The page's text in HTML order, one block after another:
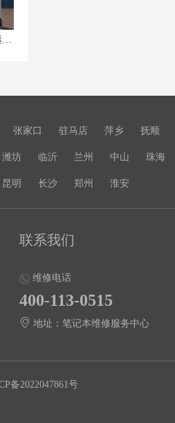
为什么联想拯救者R9000P发热严重？拯救者R9000P散热效果好吗？遇到发热自动重启问题该如何解决？
张家口 驻马店 萍乡 抚顺
潍坊 临沂 兰州 中山 珠海
昆明 长沙 郑州 淮安
联系我们
维修电话
400-113-0515
地址：笔记本维修服务中心
备2022047861号